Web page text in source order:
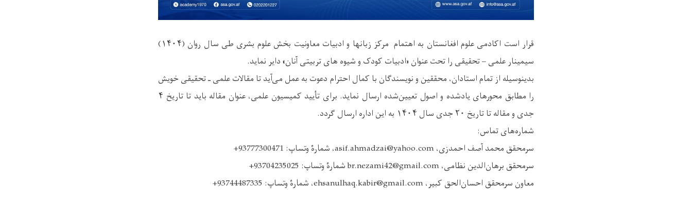
قرار است اکادمی علوم افغانستان به اهتمام مرکز زبانها و ادبیات معاونیت بخش علوم بشری طی سال روان (۱۴۰۴)
سیمینار علمی – تحقیقی را تحت عنوان «ادبیات کودک و شیوه های تربیتی آنان» دایر نماید.
بدینوسیله از تمام استادان، محققین و نویسندگان با کمال احترام دعوت به عمل می‌آید تا مقالات علمی ـ تحقیقی خویش
را مطابق محورهای یادشده و اصول تعیین‌شده ارسال نماید. برای تأیید کمیسیون علمی، عنوان مقاله باید تا تاریخ ۴
جدی و مقاله تا تاریخ ۲۰ جدی سال ۱۴۰۴ به این اداره ارسال گردد.
شماره‌های تماس:
سرمحقق محمد آصف احمدزی، asif.ahmadzai@yahoo.com، شمارۀ وتساپ: 93777300471+
سرمحقق برهان‌الدین نظامی، br.nezami42@gmail.com شمارۀ وتساپ: 93704235025+
معاون سرمحقق احسان‌الحق کبیر، ehsanulhaq.kabir@gmail.com، شمارۀ وتساپ: 93744487335+